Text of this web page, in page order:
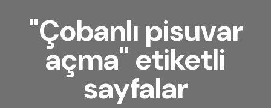
"Çobanlı pisuvar
açma" etiketli
sayfalar